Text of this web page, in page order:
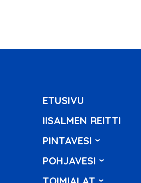
ETUSIVU
IISALMEN REITTI
PINTAVESI
POHJAVESI